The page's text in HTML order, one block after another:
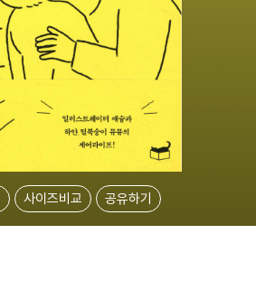
사이즈비교 공유하기